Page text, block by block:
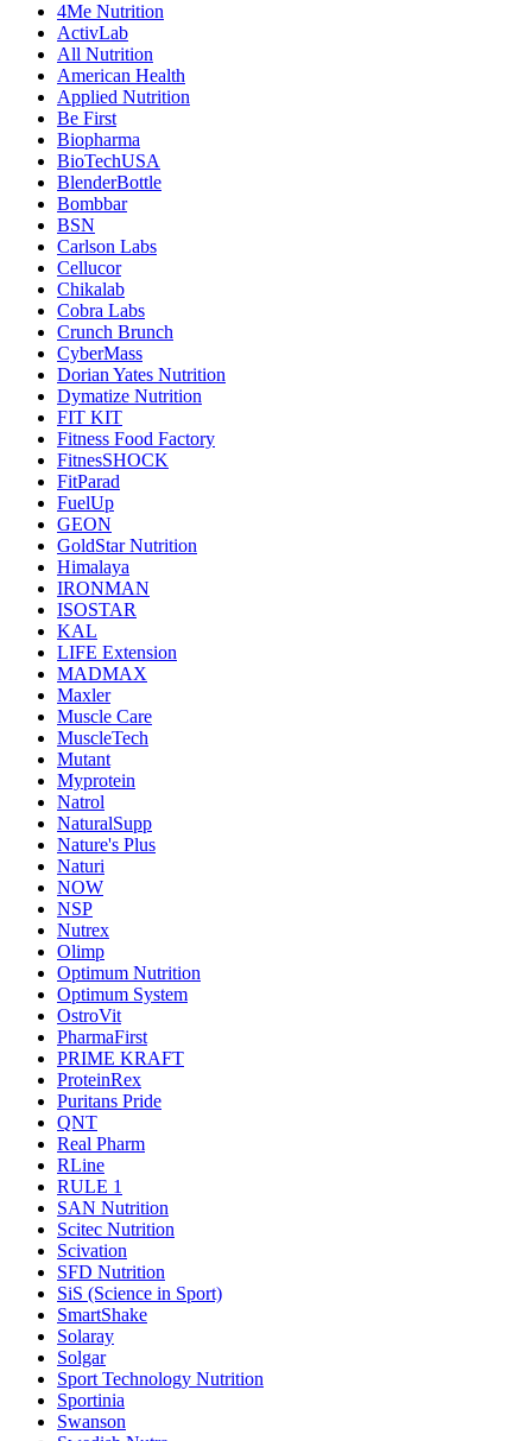
4Me Nutrition
ActivLab
All Nutrition
American Health
Applied Nutrition
Be First
Biopharma
BioTechUSA
BlenderBottle
Bombbar
BSN
Carlson Labs
Cellucor
Chikalab
Cobra Labs
Crunch Brunch
CyberMass
Dorian Yates Nutrition
Dymatize Nutrition
FIT KIT
Fitness Food Factory
FitnesSHOCK
FitParad
FuelUp
GEON
GoldStar Nutrition
Himalaya
IRONMAN
ISOSTAR
KAL
LIFE Extension
MADMAX
Maxler
Muscle Care
MuscleTech
Mutant
Myprotein
Natrol
NaturalSupp
Nature's Plus
Naturi
NOW
NSP
Nutrex
Olimp
Optimum Nutrition
Optimum System
OstroVit
PharmaFirst
PRIME KRAFT
ProteinRex
Puritans Pride
QNT
Real Pharm
RLine
RULE 1
SAN Nutrition
Scitec Nutrition
Scivation
SFD Nutrition
SiS (Science in Sport)
SmartShake
Solaray
Solgar
Sport Technology Nutrition
Sportinia
Swanson